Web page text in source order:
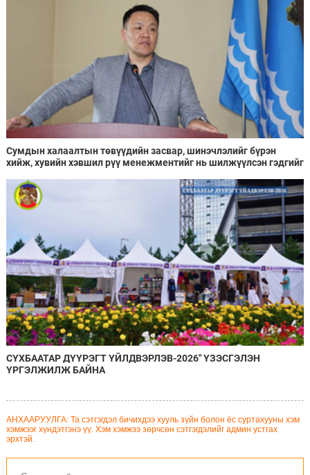
Сумдын халаалтын төвүүдийн засвар, шинэчлэлийг бүрэн
хийж, хувийн хэвшил рүү менежментийг нь шилжүүлсэн гэдгийг
СҮХБААТАР ДҮҮРЭГТ ҮЙЛДВЭРЛЭВ-2026" ҮЗЭСГЭЛЭН
ҮРГЭЛЖИЛЖ БАЙНА
АНХААРУУЛГА: Та сэтгэгдэл бичихдээ хууль зүйн болон ёс суртахууны хэм
хэмжээг хүндэтгэнэ үү. Хэм хэмжээ зөрчсөн сэтгэгдэлийг админ устгах
эрхтэй.